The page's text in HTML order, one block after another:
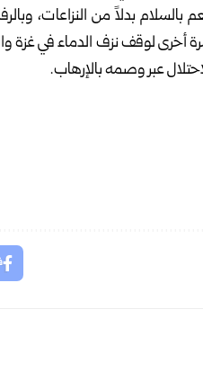
بالسلام بدلاً من النزاعات،
أخرى لوقف نزف الدماء في
عبر وصمه بالإرهاب.